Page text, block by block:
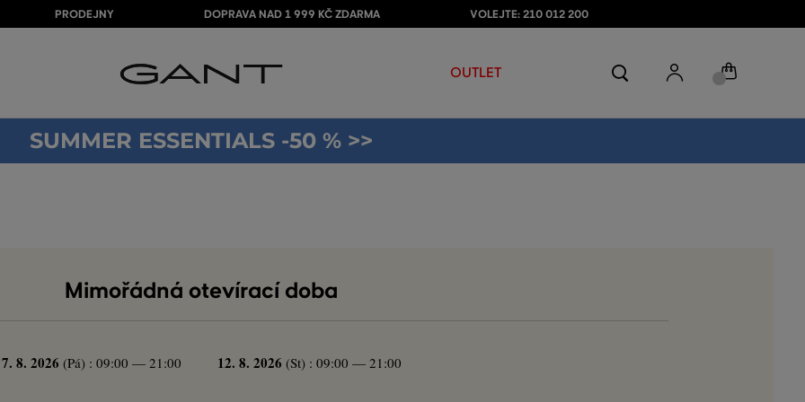
PRODEJNY DOPRAVA NAD 1 999 KČ ZDARMA VOLEJTE: 210 012 200
OUTLET
SUMMER ESSENTIALS -50 % >>
Mimořádná otevírací doba
7. 8. 2026 (Pá) : 09:00 — 21:00 12. 8. 2026 (St) : 09:00 — 21:00